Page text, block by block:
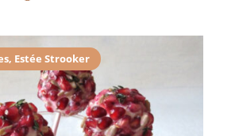
, Estée Strooker